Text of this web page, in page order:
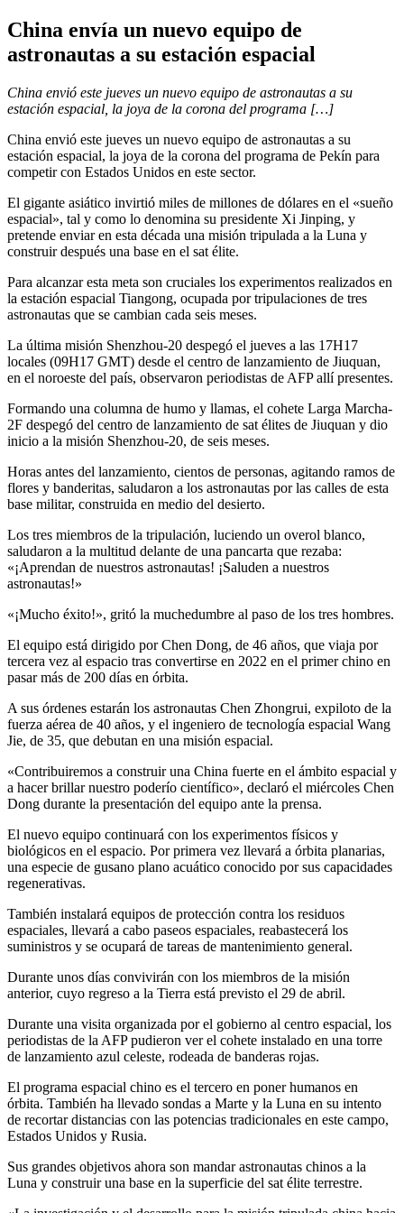
China envía un nuevo equipo de
astronautas a su estación espacial
China envió este jueves un nuevo equipo de astronautas a su
estación espacial, la joya de la corona del programa […]
China envió este jueves un nuevo equipo de astronautas a su
estación espacial, la joya de la corona del programa de Pekín para
competir con Estados Unidos en este sector.
El gigante asiático invirtió miles de millones de dólares en el «sueño
espacial», tal y como lo denomina su presidente Xi Jinping, y
pretende enviar en esta década una misión tripulada a la Luna y
construir después una base en el sat élite.
Para alcanzar esta meta son cruciales los experimentos realizados en
la estación espacial Tiangong, ocupada por tripulaciones de tres
astronautas que se cambian cada seis meses.
La última misión Shenzhou-20 despegó el jueves a las 17H17
locales (09H17 GMT) desde el centro de lanzamiento de Jiuquan,
en el noroeste del país, observaron periodistas de AFP allí presentes.
Formando una columna de humo y llamas, el cohete Larga Marcha-
2F despegó del centro de lanzamiento de sat élites de Jiuquan y dio
inicio a la misión Shenzhou-20, de seis meses.
Horas antes del lanzamiento, cientos de personas, agitando ramos de
flores y banderitas, saludaron a los astronautas por las calles de esta
base militar, construida en medio del desierto.
Los tres miembros de la tripulación, luciendo un overol blanco,
saludaron a la multitud delante de una pancarta que rezaba:
«¡Aprendan de nuestros astronautas! ¡Saluden a nuestros
astronautas!»
«¡Mucho éxito!», gritó la muchedumbre al paso de los tres hombres.
El equipo está dirigido por Chen Dong, de 46 años, que viaja por
tercera vez al espacio tras convertirse en 2022 en el primer chino en
pasar más de 200 días en órbita.
A sus órdenes estarán los astronautas Chen Zhongrui, expiloto de la
fuerza aérea de 40 años, y el ingeniero de tecnología espacial Wang
Jie, de 35, que debutan en una misión espacial.
«Contribuiremos a construir una China fuerte en el ámbito espacial y
a hacer brillar nuestro poderío científico», declaró el miércoles Chen
Dong durante la presentación del equipo ante la prensa.
El nuevo equipo continuará con los experimentos físicos y
biológicos en el espacio. Por primera vez llevará a órbita planarias,
una especie de gusano plano acuático conocido por sus capacidades
regenerativas.
También instalará equipos de protección contra los residuos
espaciales, llevará a cabo paseos espaciales, reabastecerá los
suministros y se ocupará de tareas de mantenimiento general.
Durante unos días convivirán con los miembros de la misión
anterior, cuyo regreso a la Tierra está previsto el 29 de abril.
Durante una visita organizada por el gobierno al centro espacial, los
periodistas de la AFP pudieron ver el cohete instalado en una torre
de lanzamiento azul celeste, rodeada de banderas rojas.
El programa espacial chino es el tercero en poner humanos en
órbita. También ha llevado sondas a Marte y la Luna en su intento
de recortar distancias con las potencias tradicionales en este campo,
Estados Unidos y Rusia.
Sus grandes objetivos ahora son mandar astronautas chinos a la
Luna y construir una base en la superficie del sat élite terrestre.